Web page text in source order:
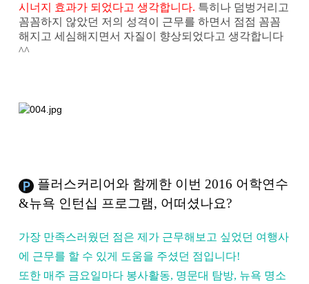
시너지 효과가 되었다고 생각합니다. 특히나 덤벙거리고
꼼꼼하지 않았던 저의 성격이 근무를 하면서 점점 꼼꼼
해지고 세심해지면서 자질이 향상되었다고 생각합니다
^^
플러스커리어와 함께한 이번 2016 어학연수
&뉴욕 인턴십 프로그램, 어떠셨나요?
가장 만족스러웠던 점은 제가 근무해보고 싶었던 여행사
에 근무를 할 수 있게 도움을 주셨던 점입니다!
또한 매주 금요일마다 봉사활동, 명문대 탐방, 뉴욕 명소